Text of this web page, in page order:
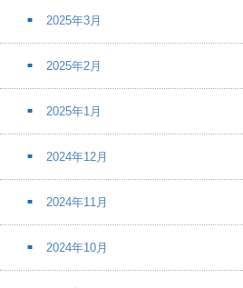
2025年3月
2025年2月
2025年1月
2024年12月
2024年11月
2024年10月